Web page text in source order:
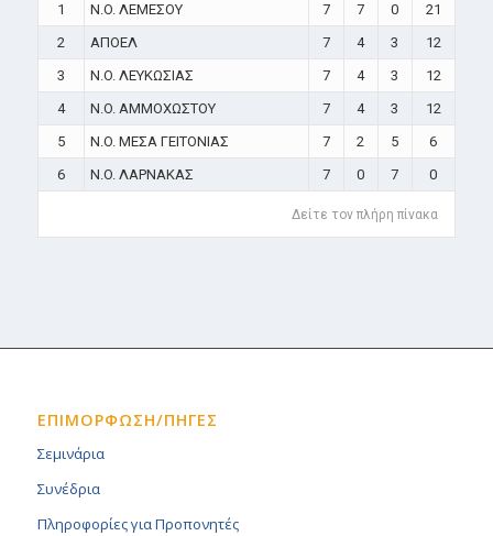
1 N.O. ΛΕΜΕΣΟΥ 7 7 0
21
2
ΑΠΟΕΛ 7 4 3
12
3
N.O. ΛΕΥΚΩΣΙΑΣ 7 4 3
12
4
N.O. ΑΜΜΟΧΩΣΤΟΥ 7 4 3
12
5
N.O. ΜΕΣΑ ΓΕΙΤΟΝΙΑΣ 7 2 5
6
6
N.O. ΛΑΡΝΑΚΑΣ 7 0 7 0
Δείτε τον πλήρη πίνακα
ΕΠΙΜΟΡΦΩΣΗ/ΠΗΓΕΣ
Σεμινάρια
Συνέδρια
Πληροφορίες για Προπονητές